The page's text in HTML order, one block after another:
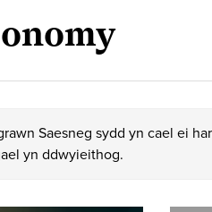
Saesneg sydd yn cael ei
yn ddwyieithog.